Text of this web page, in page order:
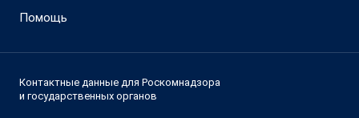
Помощь
Контактные данные для Роскомнадзора
и государственных органов